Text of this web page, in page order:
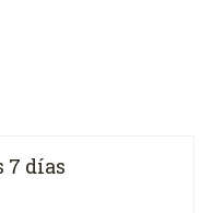
7 días